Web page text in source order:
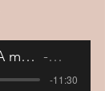
Violin concerto in A minor, op.53 - 1st movement A.
-11:30